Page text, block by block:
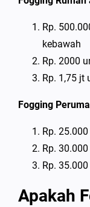
Rp.
kebawah
Rp. 2000
Rp. 1,75 jt
Fogging
Rp.
Rp.
Rp.
Apakah